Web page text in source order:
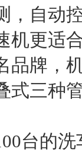
，自动
机更适
品牌，
式三种
台的洗